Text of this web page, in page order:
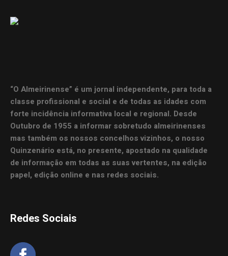
“O Almeirinense” é um jornal independente, para toda a
classe profissional e social e de todas as idades com
forte incidência informativa local e regional. Desde
Outubro de 1955 a informar sobretudo almeirinenses
mas também os nossos concelhos vizinhos, o nosso
Quinzenário está, no presente, apostado na qualidade
de informação em todas as suas vertentes, na edição
papel, edição online e nas redes sociais.
Redes Sociais